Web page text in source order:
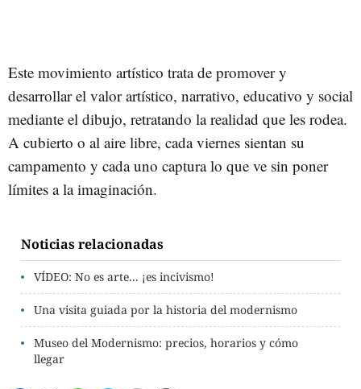
Este movimiento artístico trata de promover y
desarrollar el valor artístico, narrativo, educativo y social
mediante el dibujo, retratando la realidad que les rodea.
A cubierto o al aire libre, cada viernes sientan su
campamento y cada uno captura lo que ve sin poner
límites a la imaginación.
Noticias relacionadas
VÍDEO: No es arte... ¡es incivismo!
Una visita guiada por la historia del modernismo
Museo del Modernismo: precios, horarios y cómo
llegar